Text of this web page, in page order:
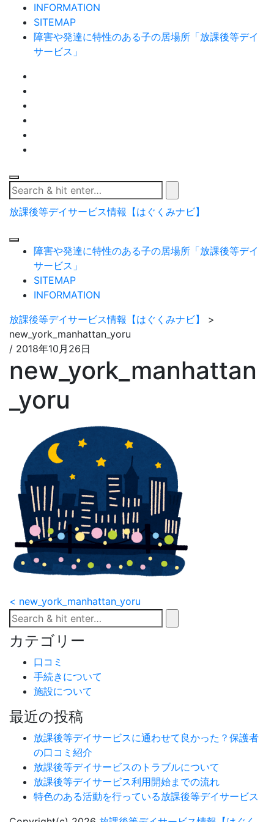
content
INFORMATION
SITEMAP
障害や発達に特性のある子の居場所「放課後等デイ
サービス」
放課後等デイサービス情報【はぐくみナビ】
障害や発達に特性のある子の居場所「放課後等デイ
サービス」
SITEMAP
INFORMATION
放課後等デイサービス情報【はぐくみナビ】
>
new_york_manhattan_yoru
/ 2018年10月26日
new_york_manhattan
_yoru
投
稿
ナ
ビ
ゲ
ー
シ
ョ
ン
< new_york_manhattan_yoru
カテゴリー
口コミ
手続きについて
施設について
最近の投稿
放課後等デイサービスに通わせて良かった？保護者
の口コミ紹介
放課後等デイサービスのトラブルについて
放課後等デイサービス利用開始までの流れ
特色のある活動を行っている放課後等デイサービス